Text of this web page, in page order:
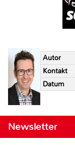
Autor
Kontakt
Datum
Newsletter